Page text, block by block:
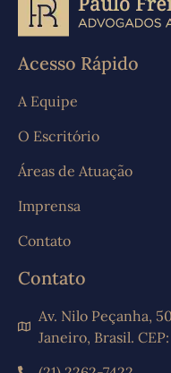
Acesso Rápido
A Equipe
O Escritório
Áreas de Atuação
Imprensa
Contato
Contato
Av. Nilo Peçanha,
Janeiro, Brasil.